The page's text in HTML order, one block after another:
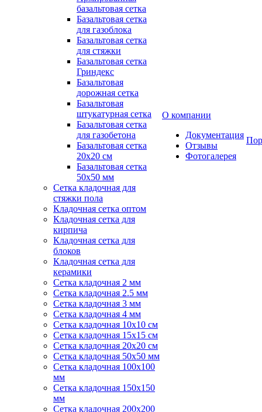
базальтовая сетка
Базальтовая сетка
для газоблока
Базальтовая сетка
для стяжки
Базальтовая сетка
Гриндекс
Базальтовая
дорожная сетка
Базальтовая
штукатурная сетка
Базальтовая сетка
для газобетона
Базальтовая сетка
20x20 см
Базальтовая сетка
50x50 мм
Сетка кладочная для
стяжки пола
Кладочная сетка оптом
Кладочная сетка для
кирпича
Кладочная сетка для
блоков
Кладочная сетка для
керамики
Сетка кладочная 2 мм
Сетка кладочная 2.5 мм
Сетка кладочная 3 мм
Сетка кладочная 4 мм
Сетка кладочная 10x10 см
Сетка кладочная 15x15 см
Сетка кладочная 20x20 см
Сетка кладочная 50x50 мм
Сетка кладочная 100x100
мм
Сетка кладочная 150x150
мм
Сетка кладочная 200x200
О компании
Документация
Отзывы
Фотогалерея